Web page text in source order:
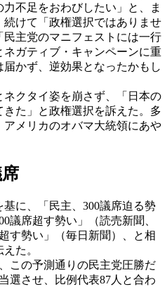
不足をおわびしたい」と、ま
けて「政権選択ではありませ
主党のマニフェストには一行
ガティブ・キャンペーンに重
かず、逆効果となったかもし
クタイ姿を崩さず、「日本の
た」と政権選択を訴えた。多
メリカのオバマ大統領にあや
に、「民主、300議席迫る勢
議席超す勢い」（読売新聞、
す勢い」（毎日新聞）、と相
た。
この予測通りの民主党圧勝だ
選させ、比例代表87人と合わ